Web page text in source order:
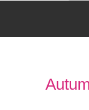
Арбітраж